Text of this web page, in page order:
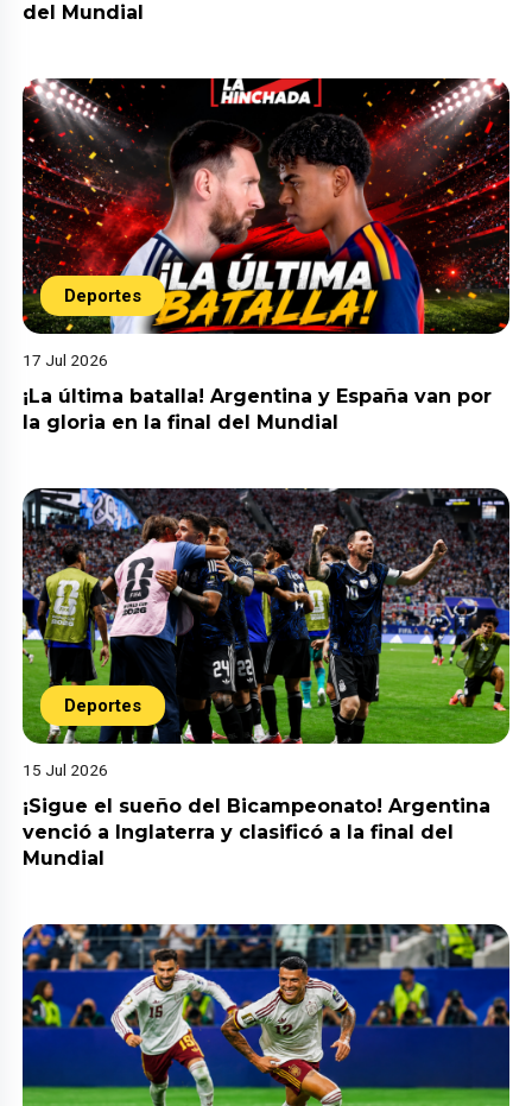
del Mundial
Deportes
17 Jul 2026
¡La última batalla! Argentina y España van por
la gloria en la final del Mundial
Deportes
15 Jul 2026
¡Sigue el sueño del Bicampeonato! Argentina
venció a Inglaterra y clasificó a la final del
Mundial